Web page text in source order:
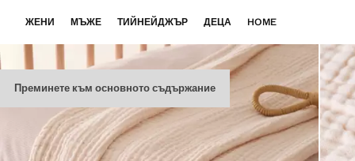
Преминете към основното съдържание
ЖЕНИ МЪЖЕ ТИЙНЕЙДЖЪР ДЕЦА HOME